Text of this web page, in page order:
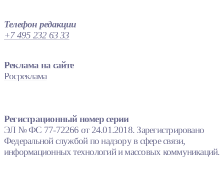
Телефон редакции
+7 495 232 63 33
Реклама на сайте
Росреклама
Регистрационный номер серии
ЭЛ № ФС 77-72266 от 24.01.2018. Зарегистрировано
Федеральной службой по надзору в сфере связи,
информационных технологий и массовых коммуникаций.